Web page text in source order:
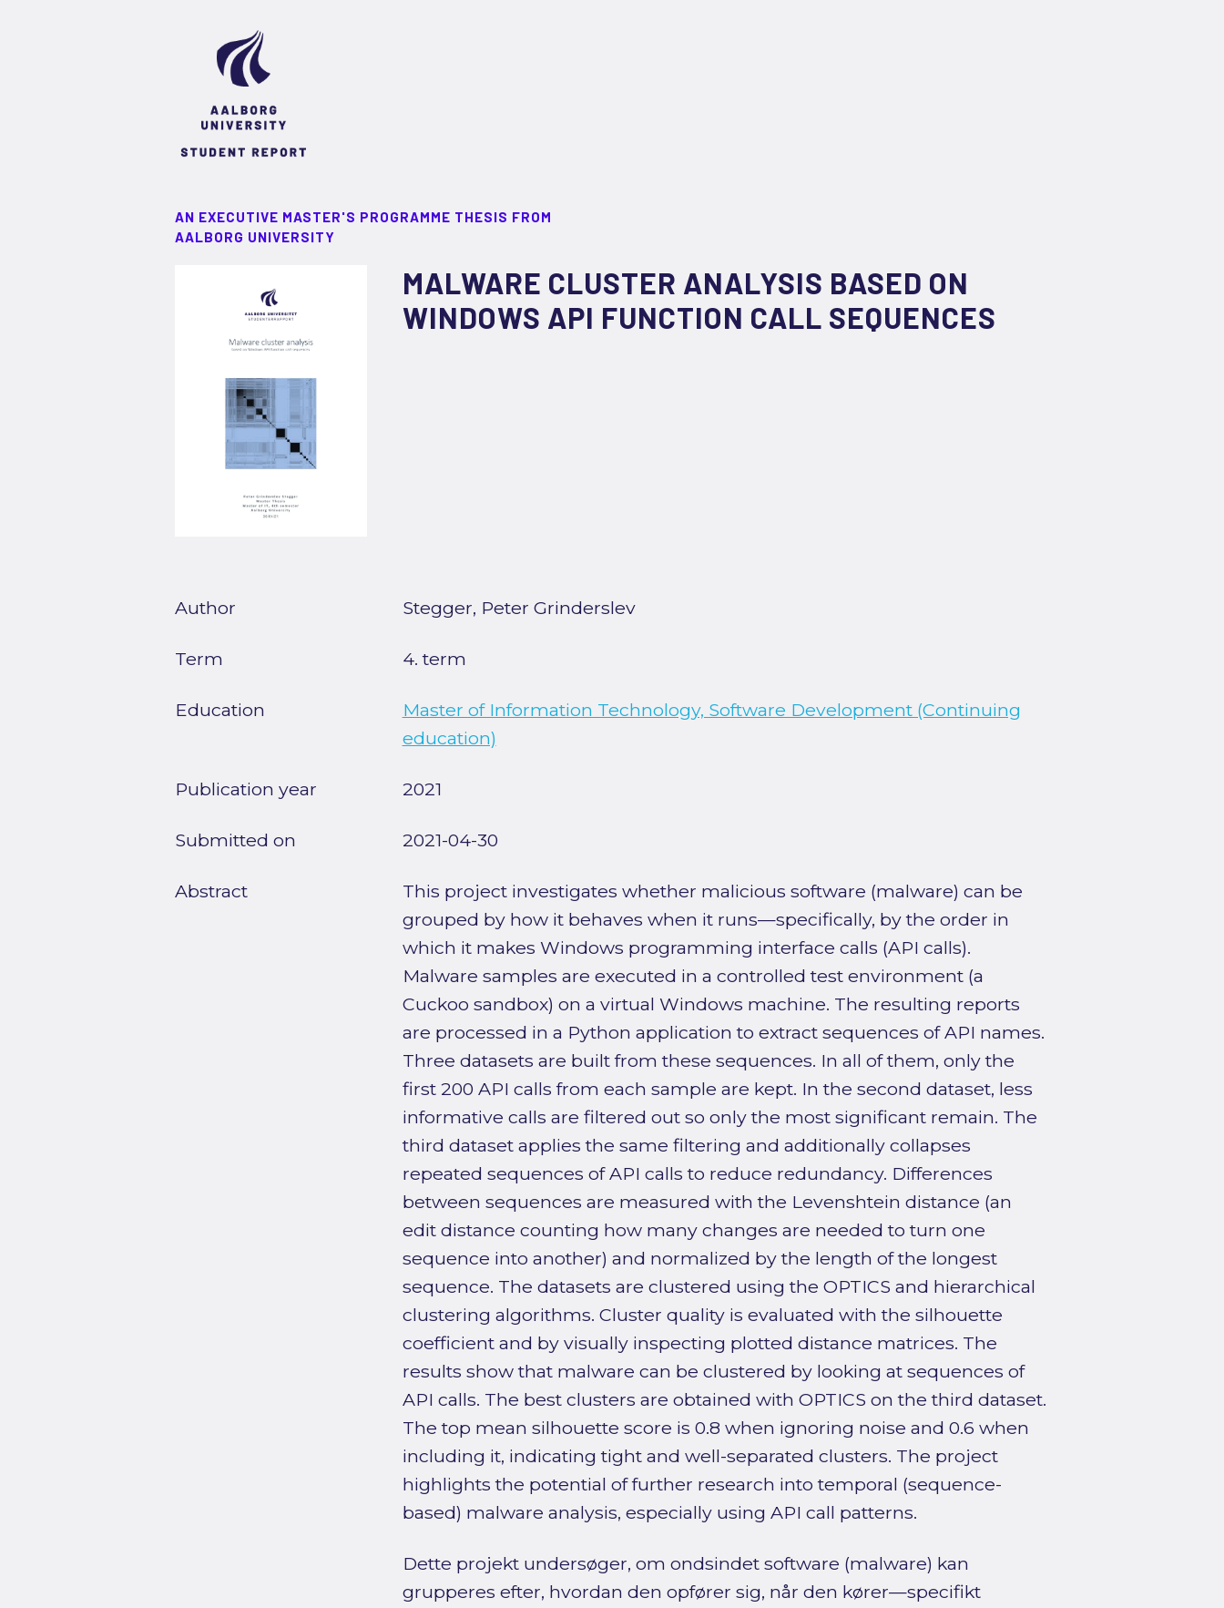
AN EXECUTIVE MASTER'S PROGRAMME THESIS FROM
AALBORG UNIVERSITY
MALWARE CLUSTER ANALYSIS BASED ON
WINDOWS API FUNCTION CALL SEQUENCES
Author Stegger, Peter Grinderslev
Term 4. term
Education
Master of Information Technology, Software Development (Continuing
education)
Publication year 2021
Submitted on 2021-04-30
Abstract
This project investigates whether malicious software (malware) can be
grouped by how it behaves when it runs—specifically, by the order in
which it makes Windows programming interface calls (API calls).
Malware samples are executed in a controlled test environment (a
Cuckoo sandbox) on a virtual Windows machine. The resulting reports
are processed in a Python application to extract sequences of API names.
Three datasets are built from these sequences. In all of them, only the
first 200 API calls from each sample are kept. In the second dataset, less
informative calls are filtered out so only the most significant remain. The
third dataset applies the same filtering and additionally collapses
repeated sequences of API calls to reduce redundancy. Differences
between sequences are measured with the Levenshtein distance (an
edit distance counting how many changes are needed to turn one
sequence into another) and normalized by the length of the longest
sequence. The datasets are clustered using the OPTICS and hierarchical
clustering algorithms. Cluster quality is evaluated with the silhouette
coefficient and by visually inspecting plotted distance matrices. The
results show that malware can be clustered by looking at sequences of
API calls. The best clusters are obtained with OPTICS on the third dataset.
The top mean silhouette score is 0.8 when ignoring noise and 0.6 when
including it, indicating tight and well-separated clusters. The project
highlights the potential of further research into temporal (sequence-
based) malware analysis, especially using API call patterns.
Dette projekt undersøger, om ondsindet software (malware) kan
grupperes efter, hvordan den opfører sig, når den kører—specifikt